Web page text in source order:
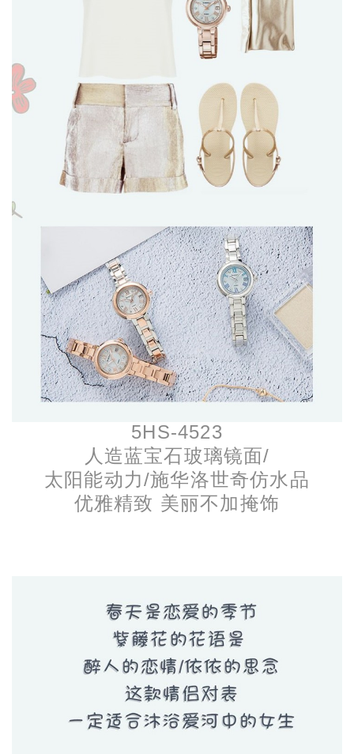
5HS-4523
人造蓝宝石玻璃镜面/
太阳能动力/施华洛世奇仿水品
优雅精致 美丽不加掩饰